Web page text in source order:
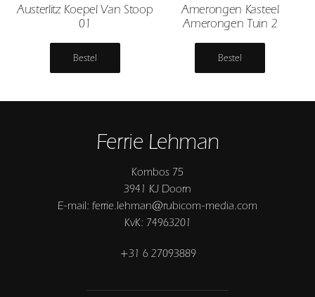
Austerlitz Koepel Van Stoop
01
Bestel
Amerongen Kasteel
Amerongen Tuin 2
Bestel
Ferrie Lehman
Kombos 75
3941 KJ Doorn
E-mail: ferrie.lehman@rubicom-media.com
KvK: 74963201
+31 6 27093889